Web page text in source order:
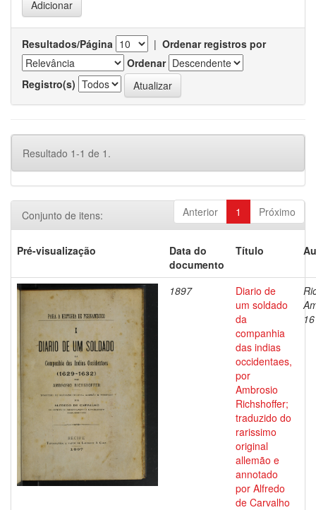
Resultados/Página | Ordenar registros por
Ordenar
Registro(s)
Resultado 1-1 de 1.
Anterior 1 Próximo
Conjunto de itens:
Pré-visualização
Data do
documento
Título
1897
Diario de
um soldado
da
companhia
das indias
occidentaes,
por
Ambrosio
Richshoffer;
traduzido do
rarissimo
original
allemão e
annotado
por Alfredo
de Carvalho